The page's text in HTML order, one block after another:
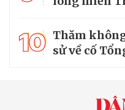
10 Thăm
sử về cố